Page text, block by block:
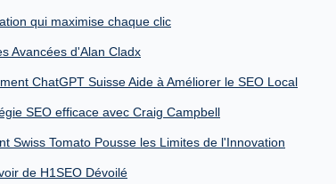
qui maximise chaque clic
Avancées d'Alan Cladx
ChatGPT Suisse Aide à Améliorer le SEO Local
SEO efficace avec Craig Campbell
Swiss Tomato Pousse les Limites de l'Innovation
de H1SEO Dévoilé